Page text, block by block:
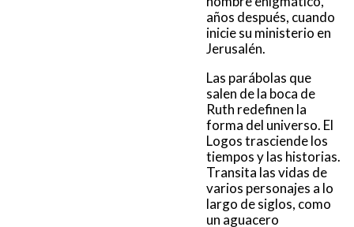
años después, cuando
inicie su ministerio en
Jerusalén.
Las parábolas que
salen de la boca de
Ruth redefinen la
forma del universo. El
Logos trasciende los
tiempos y las historias.
Transita las vidas de
varios personajes a lo
largo de siglos, como
un aguacero